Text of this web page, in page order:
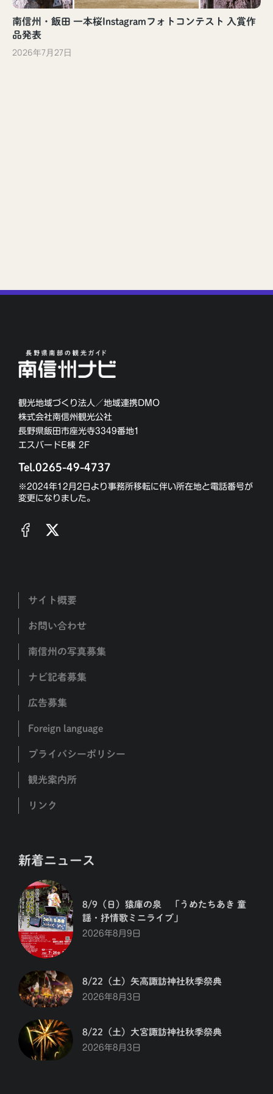
南信州・飯田 一本桜Instagramフォトコンテスト 入賞作
品発表
2026年7月27日
観光地域づくり法人／地域連携DMO
株式会社南信州観光公社
長野県飯田市座光寺3349番地1
エスバードE棟 2F
Tel.0265-49-4737
※2024年12月2日より事務所移転に伴い所在地と電話番号が
変更になりました。
サイト概要
お問い合わせ
南信州の写真募集
ナビ記者募集
広告募集
Foreign language
プライバシーポリシー
観光案内所
リンク
新着ニュース
8/9（日）猿庫の泉 「うめたちあき 童
謡・抒情歌ミニライブ」
2026年8月9日
8/22（土）矢高諏訪神社秋季祭典
2026年8月3日
8/22（土）大宮諏訪神社秋季祭典
2026年8月3日